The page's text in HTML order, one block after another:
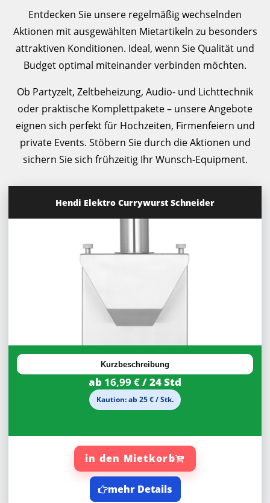
Entdecken Sie unsere regelmäßig wechselnden
Aktionen mit ausgewählten Mietartikeln zu besonders
attraktiven Konditionen. Ideal, wenn Sie Qualität und
Budget optimal miteinander verbinden möchten.
Ob Partyzelt, Zeltbeheizung, Audio- und Lichttechnik
oder praktische Komplettpakete – unsere Angebote
eignen sich perfekt für Hochzeiten, Firmenfeiern und
private Events. Stöbern Sie durch die Aktionen und
sichern Sie sich frühzeitig Ihr Wunsch-Equipment.
Hendi Elektro Currywurst Schneider
30%
Rabatt Kurzbeschreibung
ab 16,99 €/ 24 Std
Kaution: ab 25 € / Stk.
in den Mietkorb
mehr Details